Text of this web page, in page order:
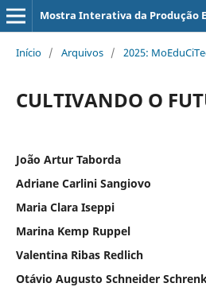
Início / Arquivos / 2025:
CULTIVANDO O
João Artur Taborda
Adriane Carlini Sangiovo
Maria Clara Iseppi
Marina Kemp Ruppel
Valentina Ribas Redlich
Otávio Augusto Schneider